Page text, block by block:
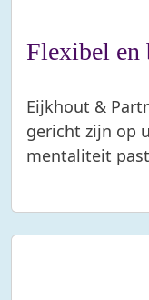
Flexibel en
Eijkhout &
gericht zijn op
mentaliteit